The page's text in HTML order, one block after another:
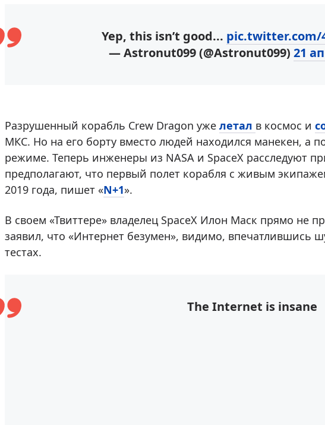
Yep, this isn’t good... pic.twitter.com/
— Astronut099 (@Astronut099) 21
Разрушенный корабль Crew Dragon уже летал в космос и
МКС. Но на его борту вместо людей находился манекен, а
режиме. Теперь инженеры из NASA и SpaceX расследуют
предполагают, что первый полет корабля с живым
2019 года, пишет «N+1».
В своем «Твиттере» владелец SpaceХ Илон Маск прямо не
заявил, что «Интернет безумен», видимо, впечатлившись
тестах.
The Internet is insane